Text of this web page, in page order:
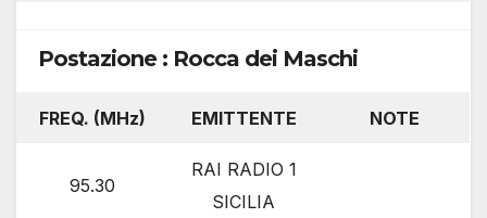
Postazione : Rocca dei Maschi
FREQ. (MHz) EMITTENTE NOTE
95.30
RAI RADIO 1
SICILIA